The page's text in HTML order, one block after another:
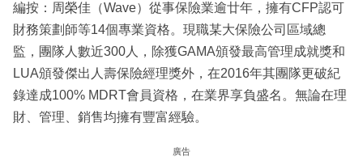
編按：周榮佳（Wave）從事保險業逾廿年，擁有CFP認可
財務策劃師等14個專業資格。現職某大保險公司區域總
監，團隊人數近300人，除獲GAMA頒發最高管理成就獎和
LUA頒發傑出人壽保險經理獎外，在2016年其團隊更破紀
錄達成100% MDRT會員資格，在業界享負盛名。無論在理
財、管理、銷售均擁有豐富經驗。
廣告